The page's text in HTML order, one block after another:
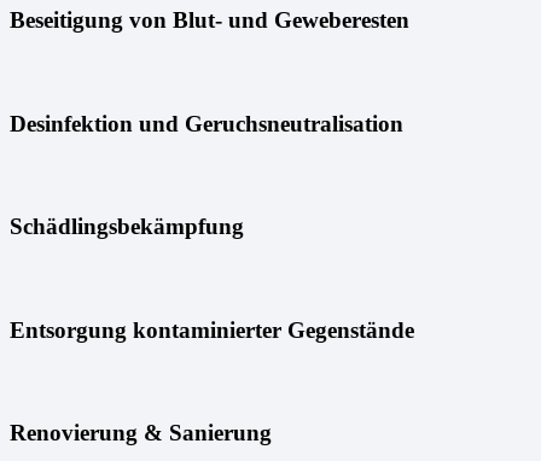
Beseitigung von Blut- und Geweberesten
Desinfektion und Geruchsneutralisation
Schädlingsbekämpfung
Entsorgung kontaminierter Gegenstände
Renovierung & Sanierung